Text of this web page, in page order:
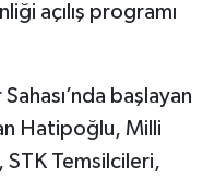
açılış programı
başlayan
Hatipoğlu, Milli
STK Temsilcileri,